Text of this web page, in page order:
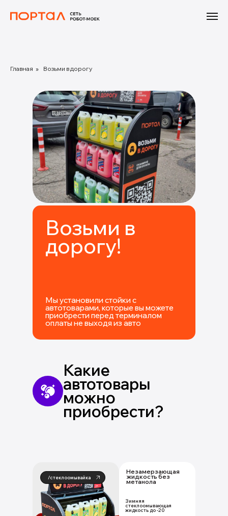
Главная » Возьми в дорогу
Возьми в
дорогу!
Мы установили стойки с
автотоварами, которые вы можете
приобрести перед терминалом
оплаты не выходя из авто
Какие
автотовары
можно
приобрести?
Незамерзающая
жидкость без
метанола
Зимняя
стеклоомывающая
жидкость до -20
/стеклоомывайка